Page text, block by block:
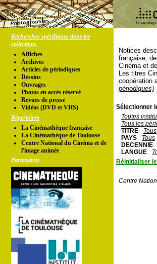
Recherches spécifiques dans les
collections
Affiches
Archives
Articles de périodiques
Dessins
Ouvrages
Photos en accés réservé
Revues de presse
Vidéos (DVD et VHS)
Répertoires
La Cinémathèque française
La Cinémathèque de Toulouse
Centre National du Cinéma et de
l'image animée
Partenaires
Notices
française,
Cinéma et
Les titres
coopération
périodiques)
Sélectionner
Toutes
Tous les
TITRE
Tous
PAYS
Tous
DECENNIE
LANGUE
Réinitialiser
Centre